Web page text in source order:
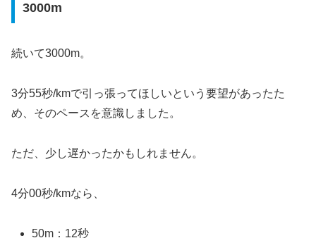
3000m
続いて3000m。
3分55秒/kmで引っ張ってほしいという要望があったた
め、そのペースを意識しました。
ただ、少し遅かったかもしれません。
4分00秒/kmなら、
50m：12秒